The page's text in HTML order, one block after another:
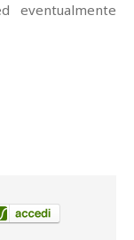
eventualmente